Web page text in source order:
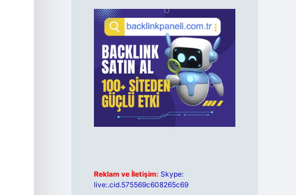
Reklam ve İletişim: Skype:
live:.cid.575569c608265c69